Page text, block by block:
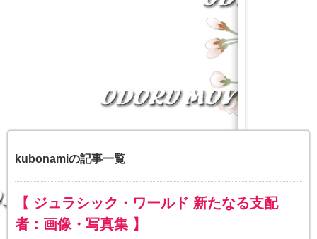
kubonamiの記事一覧
【 ジュラシック・ワールド 新たなる支配
者：画像・写真集 】